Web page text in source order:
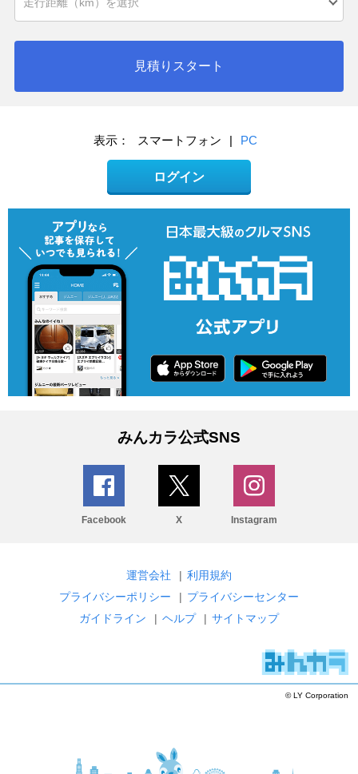
見積りスタート
表示： スマートフォン | PC
ログイン
みんカラ公式SNS
Facebook X Instagram
運営会社 | 利用規約
プライバシーポリシー
| プライバシーセンター
ガイドライン
| ヘルプ | サイトマップ
© LY Corporation